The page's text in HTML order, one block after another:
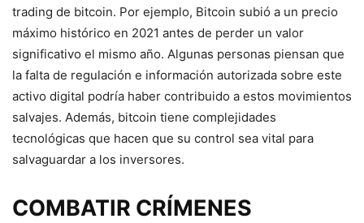
trading de bitcoin. Por ejemplo, Bitcoin subió a un precio
máximo histórico en 2021 antes de perder un valor
significativo el mismo año. Algunas personas piensan que
la falta de regulación e información autorizada sobre este
activo digital podría haber contribuido a estos movimientos
salvajes. Además, bitcoin tiene complejidades
tecnológicas que hacen que su control sea vital para
salvaguardar a los inversores.
COMBATIR CRÍMENES